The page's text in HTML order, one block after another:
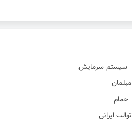
سیستم سرمایش
مبلمان
حمام
توالت ایرانی